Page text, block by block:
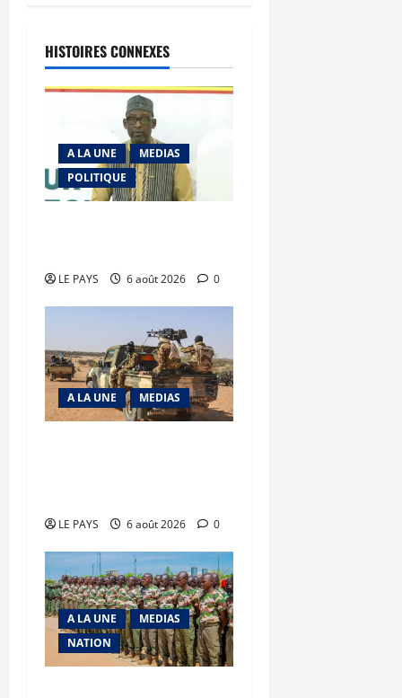
HISTOIRES CONNEXES
A LA UNE
MEDIAS
POLITIQUE
LE PAYS 6 août 2026 0
A LA UNE MEDIAS
LE PAYS 6 août 2026 0
A LA UNE
MEDIAS
NATION